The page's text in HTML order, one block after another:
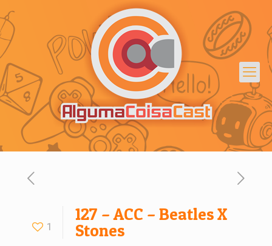
1
127 – ACC – Beatles X
Stones